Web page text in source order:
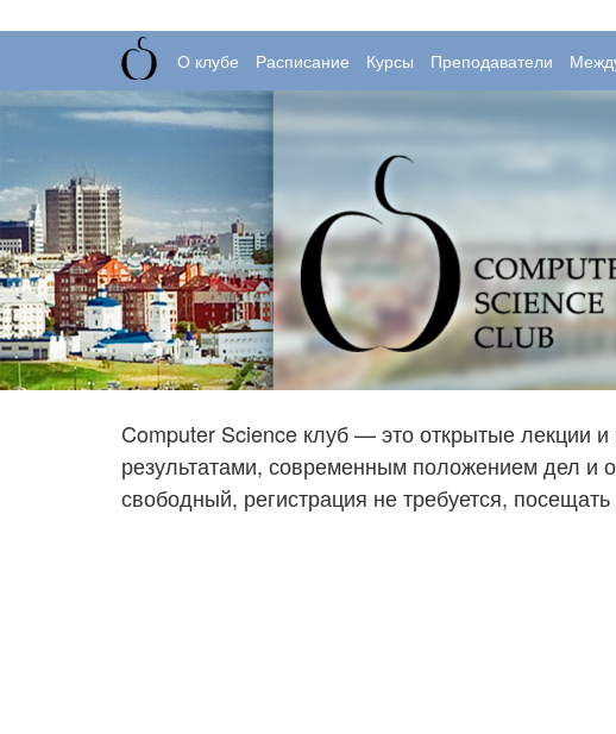
О клубе Расписание Курсы Преподаватели
Computer Science клуб — это открытые лекции
результатами, современным положением дел и
свободный, регистрация не требуется,